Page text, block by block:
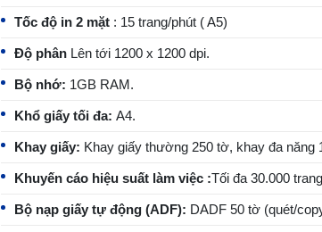
Tốc độ in 2 mặt : 15 trang/phút ( A5)
Độ phân Lên tới 1200 x 1200 dpi.
Bộ nhớ: 1GB RAM.
Khổ giấy tối đa: A4.
Khay giấy: Khay giấy thường 250 tờ, khay đa năng
Khuyến cáo hiệu suất làm việc :Tối đa 30.000
Bộ nạp giấy tự động (ADF): DADF 50 tờ (quét/